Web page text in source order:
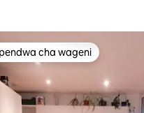
cha wageni
cha wageni